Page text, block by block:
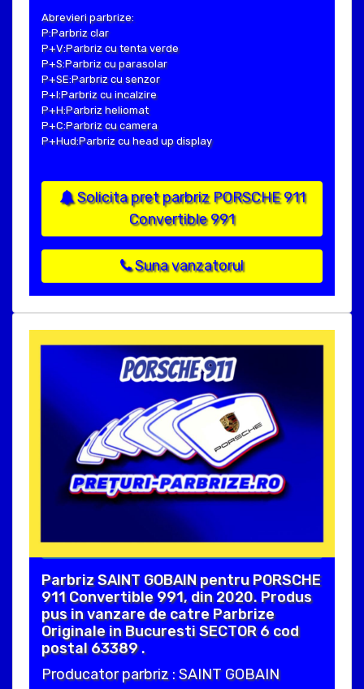
Abrevieri parbrize:
P:Parbriz clar
P+V:Parbriz cu tenta verde
P+S:Parbriz cu parasolar
P+SE:Parbriz cu senzor
P+I:Parbriz cu incalzire
P+H:Parbriz heliomat
P+C:Parbriz cu camera
P+Hud:Parbriz cu head up display
Solicita pret parbriz PORSCHE 911
Convertible 991
Suna vanzatorul
Parbriz SAINT GOBAIN pentru PORSCHE
911 Convertible 991, din 2020. Produs
pus in vanzare de catre Parbrize
Originale in Bucuresti SECTOR 6 cod
postal 63389 .
Producator parbriz : SAINT GOBAIN